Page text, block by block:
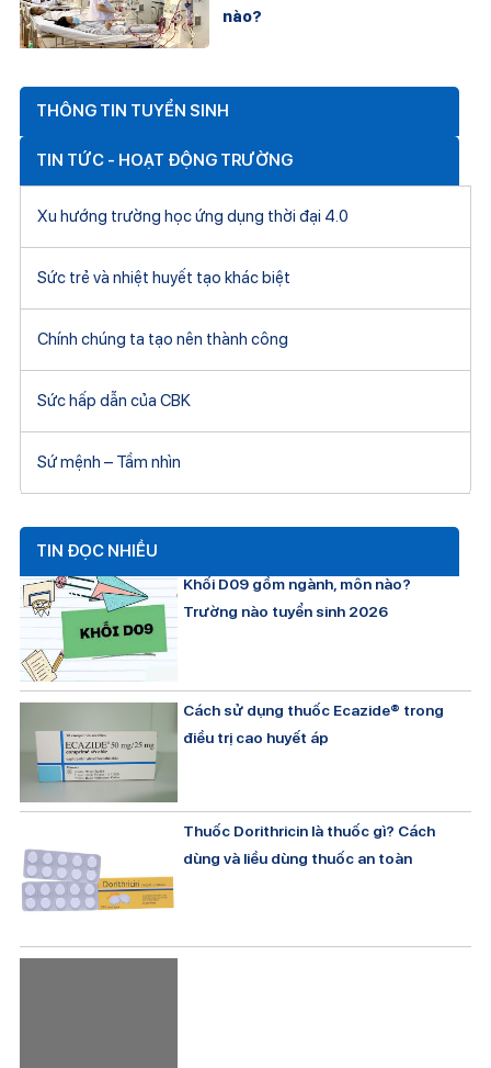
nào?
THÔNG TIN TUYỂN SINH
TIN TỨC - HOẠT ĐỘNG TRƯỜNG
Xu hướng trường học ứng dụng thời đại 4.0
Sức trẻ và nhiệt huyết tạo khác biệt
Chính chúng ta tạo nên thành công
Sức hấp dẫn của CBK
Sứ mệnh – Tầm nhìn
TIN ĐỌC NHIỀU
Khối D09 gồm ngành, môn nào?
Trường nào tuyển sinh 2026
Cách sử dụng thuốc Ecazide® trong
điều trị cao huyết áp
Thuốc Dorithricin là thuốc gì? Cách
dùng và liều dùng thuốc an toàn